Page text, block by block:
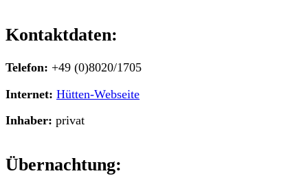
Kontaktdaten:
Telefon: +49 (0)8020/1705
Internet: Hütten-Webseite
Inhaber: privat
Übernachtung: